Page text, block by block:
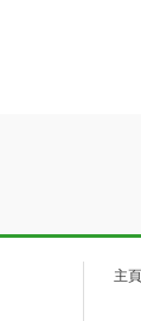
主頁